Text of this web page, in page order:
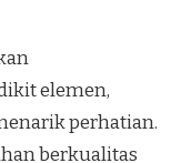
elemen,
perhatian.
berkualitas